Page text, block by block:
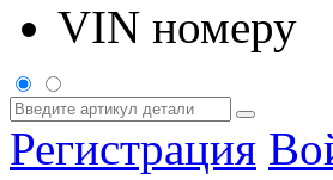
VIN номеру
Регистрация